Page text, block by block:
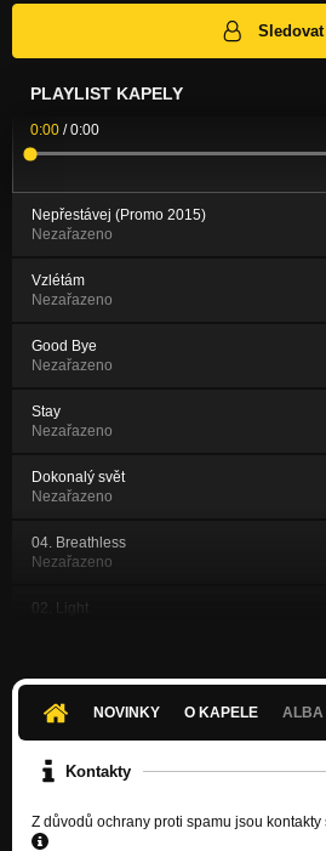
Sledovat
PLAYLIST KAPELY
0:00 /0:00
Nepřestávej (Promo 2015)
Nezařazeno
Vzlétám
Nezařazeno
Good Bye
Nezařazeno
Stay
Nezařazeno
Dokonalý svět
Nezařazeno
04. Breathless
Nezařazeno
02. Light
01. Secret
Nezařazeno
Nezařazeno
NOVINKY O KAPELE ALBA
Kontakty
Z důvodů ochrany proti spamu jsou